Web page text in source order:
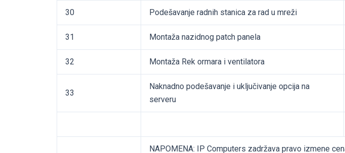
30 Podešavanje radnih stanica za rad u mreži
31 Montaža nazidnog patch panela
32 Montaža Rek ormara i ventilatora
33
Naknadno podešavanje i uključivanje opcija na
serveru
NAPOMENA: IP Computers zadržava pravo izmene